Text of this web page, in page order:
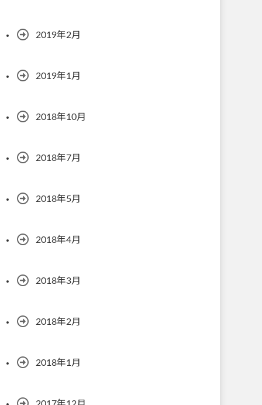
2019年2月
2019年1月
2018年10月
2018年7月
2018年5月
2018年4月
2018年3月
2018年2月
2018年1月